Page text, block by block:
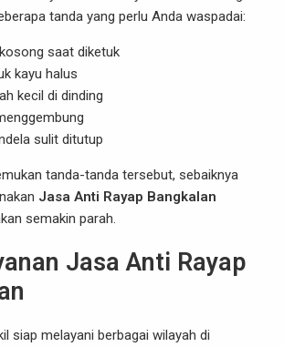
tanda yang perlu Anda waspadai:
saat diketuk
kayu halus
kecil di dinding
sulit ditutup
tanda-tanda tersebut, sebaiknya
Jasa Anti Rayap Bangkalan
semakin parah.
Jasa Anti Rayap
siap melayani berbagai wilayah di